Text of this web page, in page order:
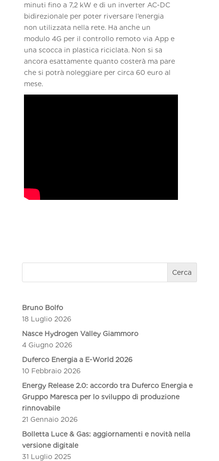
minuti fino a 7,2 kW e di un inverter AC-DC
bidirezionale per poter riversare l’energia
non utilizzata nella rete. Ha anche un
modulo 4G per il controllo remoto via App e
una scocca in plastica riciclata. Non si sa
ancora esattamente quanto costerà ma pare
che si potrà noleggiare per circa 60 euro al
mese.
Cerca
Bruno Bolfo
18 Luglio 2026
Nasce Hydrogen Valley Giammoro
4 Giugno 2026
Duferco Energia a E-World 2026
10 Febbraio 2026
Energy Release 2.0: accordo tra Duferco Energia e
Gruppo Maresca per lo sviluppo di produzione
rinnovabile
21 Gennaio 2026
Bolletta Luce & Gas: aggiornamenti e novità nella
versione digitale
31 Luglio 2025